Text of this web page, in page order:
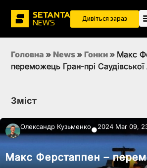
Дивіться зараз
Головна » News » Гонки » Макс
переможець Гран-прі Саудівської
Зміст
Олександр Кузьменко●2024 Mar 09,
Макс Ферстаппен –